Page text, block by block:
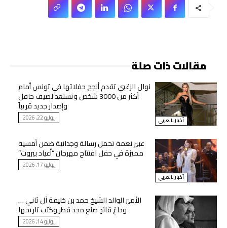
مقالات ذات صلة
أخبار بالعربي
نوال الزغبي تقدم أنجح حفلاتها في تونس أمام
أكثر من 3000 شخص وتستعد لصيف حافل
وإصدار جديد قريباً
يوليو 22, 2026
أخبار بالعربي
عبير نعمة تحمل رسالة وجدانية ضمن أمسية
مميزة في حفل افتتاح مهرجان “أعياد بيروت”
يوليو 17, 2026
الأمير الوالد الشيخ حمد بن خليفة آل ثاني …
وداعُ قائدٍ صنع مجد قطر وكتب تاريخها
يوليو 14, 2026